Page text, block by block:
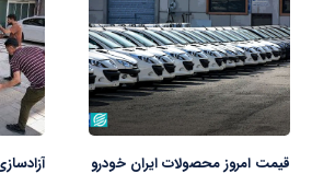
قیمت امروز محصولات ایران خودرو